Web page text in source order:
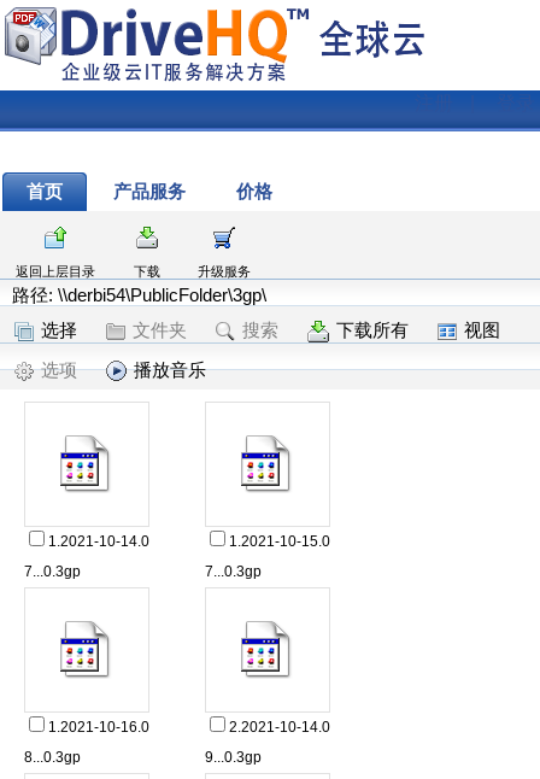
登录
首页 产品服务 价格
返回上层目录 下载 升级服务
路径: \\derbi54\PublicFolder\3gp\
选择
文件夹 搜索 下载所有
视图
选项
播放音乐
1.2021-10-14.0
7...0.3gp
1.2021-10-15.0
7...0.3gp
1.2021-10-16.0
8...0.3gp
2.2021-10-14.0
9...0.3gp